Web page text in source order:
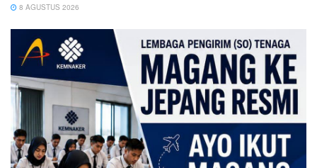
8 AGUSTUS 2026